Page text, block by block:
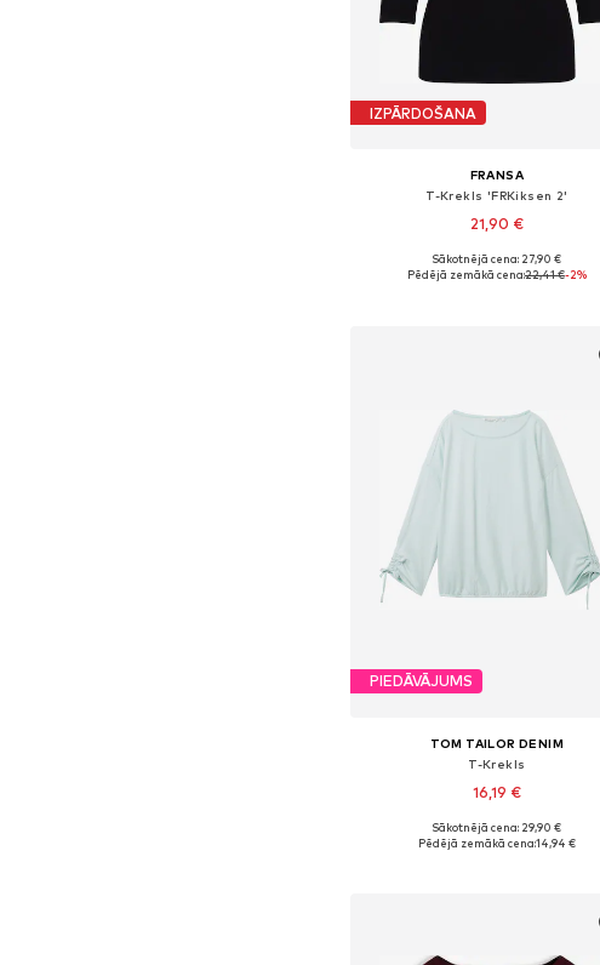
IZPĀRDOŠANA
FRANSA
T-Krekls 'FRKiksen 2'
21,90 €
Pieejamie izmēri: XS, S, M, L, XL
Sākotnējā cena: 27,90 €
Pēdējā zemākā cena:22,41 €-2%
PIEDĀVĀJUMS
TOM TAILOR DENIM
T-Krekls
16,19 €
+4
Pieejamie izmēri: S, M, L, XL, XXL
Sākotnējā cena: 29,90 €
Pēdējā zemākā cena:14,94 €